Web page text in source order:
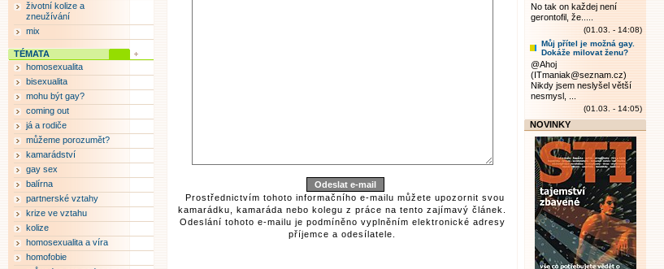
Prostřednictvím tohoto informačního e-mailu můžete upozornit svou
kamarádku, kamaráda nebo kolegu z práce na tento zajímavý článek.
Odeslání tohoto e-mailu je podmíněno vyplněním elektronické adresy
příjemce a odesílatele.
životní kolize a
zneužívání
mix
TÉMATA
homosexualita
bisexualita
mohu být gay?
coming out
já a rodiče
můžeme porozumět?
kamarádství
gay sex
balírna
partnerské vztahy
krize ve vztahu
kolize
homosexualita a víra
homofobie
No tak on každej není
gerontofil, že.....
(01.03. - 14:08)
Můj přítel je možná gay.
Dokáže milovat ženu?
@Ahoj
(ITmaniak@seznam.cz)
Nikdy jsem neslyšel větší
nesmysl, ...
(01.03. - 14:05)
NOVINKY